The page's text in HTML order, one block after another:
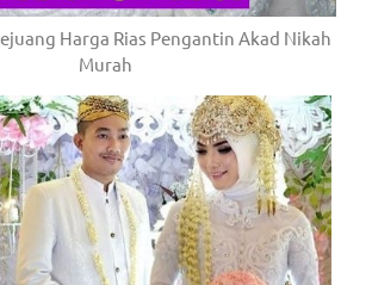
Harga Rias Pengantin Akad Nikah
Murah